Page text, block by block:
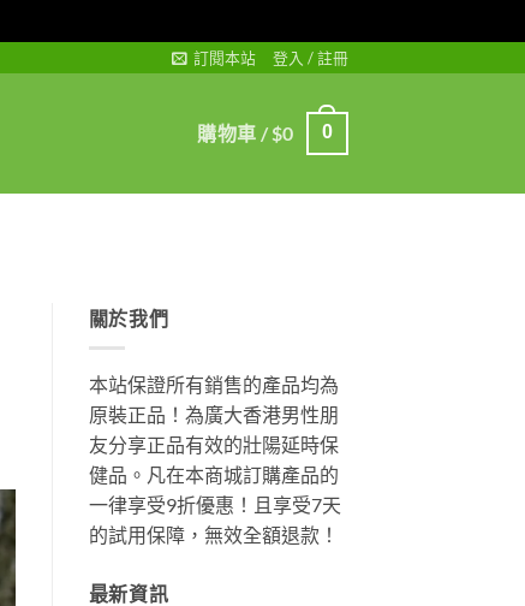
訂閱本站 登入 / 註冊
購物車 /$0 0
關於我們
本站保證所有銷售的產品均為
原裝正品！為廣大香港男性朋
友分享正品有效的壯陽延時保
健品。凡在本商城訂購產品的
一律享受9折優惠！且享受7天
的試用保障，無效全額退款！
最新資訊